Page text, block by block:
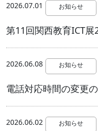
2026.07.01 お知らせ
第11回関西教育ICT
2026.06.08 お知らせ
電話対応時間の変更
2026.06.02 お知らせ